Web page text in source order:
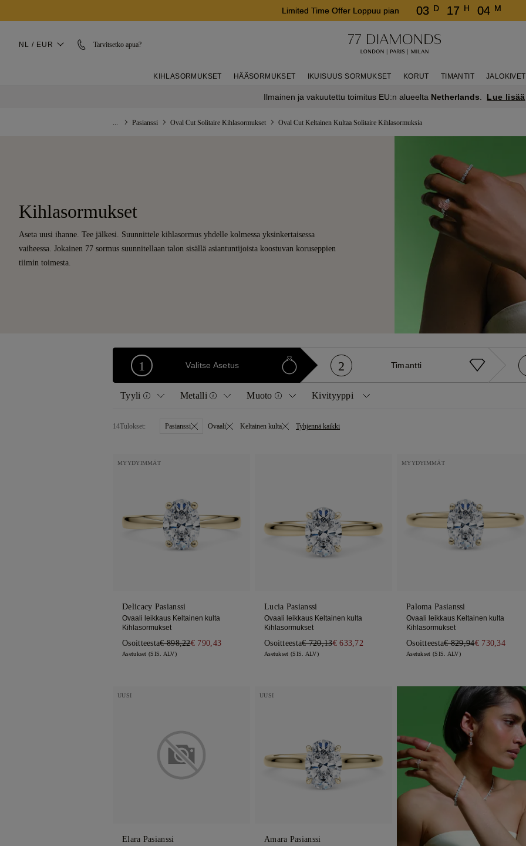
Limited Time Offer Loppuu pian 03 D 17 H 04 M
NL / EUR Tarvitsetko apua?
KIHLASORMUKSET HÄÄSORMUKSET IKUISUUS SORMUKSET KORUT TIMANTIT JALOKIVET
Ilmainen ja vakuutettu toimitus EU:n alueelta Netherlands Lue lisää
Pasianssi Oval Cut Solitaire Kihlasormukset Oval Cut Keltainen Kultaa Solitaire Kihlasormuksia
Kihlasormukset
Aseta uusi ihanne. Tee jälkesi. Suunnittele kihlasormus yhdelle kolmessa yksinkertaisessa
vaiheessa. Jokainen 77 sormus suunnitellaan talon sisällä asiantuntijoista koostuvan koruseppien
tiimin toimesta.
1 Valitse Asetus 2 Timantti
Tyyli
Kaikki
Vintage
Trilogia
Metalli
Keltainen kulta
Muoto
Pyöreä
Smaragdi
Kivityyppi
Timantit
14Tulokset: Pasianssi Ovaali Keltainen kulta Tyhjennä kaikki
MYYDYIMMÄT
Delicacy Pasianssi
Ovaali leikkaus Keltainen kulta
Kihlasormukset
Osoitteesta€ 898,22€ 790,43
Asetukset (SIS. ALV)
Lucia Pasianssi
Ovaali leikkaus Keltainen kulta
Kihlasormukset
Osoitteesta€ 720,13€ 633,72
Asetukset (SIS. ALV)
MYYDYIMMÄT
Paloma Pasianssi
Ovaali leikkaus Keltainen kulta
Kihlasormukset
Osoitteesta€ 829,94€ 730,34
Asetukset (SIS. ALV)
UUSI
Elara Pasianssi
UUSI
Amara Pasianssi